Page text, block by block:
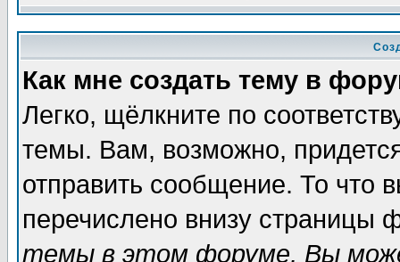
Как мне создать тему в
Легко, щёлкните по
темы. Вам, возможно,
отправить сообщение. То что
перечислено внизу страницы
темы в этом форуме, Вы